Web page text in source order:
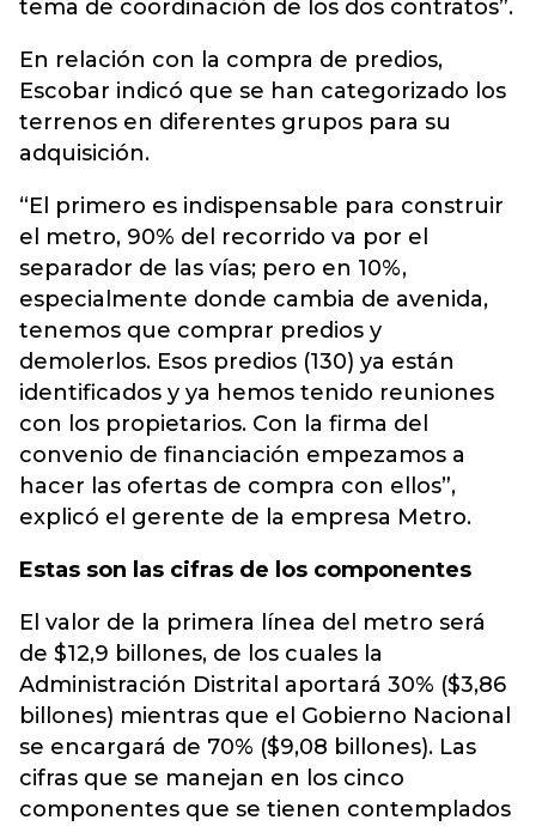
tema de coordinación de los dos contratos”.
En relación con la compra de predios,
Escobar indicó que se han categorizado los
terrenos en diferentes grupos para su
adquisición.
“El primero es indispensable para construir
el metro, 90% del recorrido va por el
separador de las vías; pero en 10%,
especialmente donde cambia de avenida,
tenemos que comprar predios y
demolerlos. Esos predios (130) ya están
identificados y ya hemos tenido reuniones
con los propietarios. Con la firma del
convenio de financiación empezamos a
hacer las ofertas de compra con ellos”,
explicó el gerente de la empresa Metro.
Estas son las cifras de los componentes
El valor de la primera línea del metro será
de $12,9 billones, de los cuales la
Administración Distrital aportará 30% ($3,86
billones) mientras que el Gobierno Nacional
se encargará de 70% ($9,08 billones). Las
cifras que se manejan en los cinco
componentes que se tienen contemplados